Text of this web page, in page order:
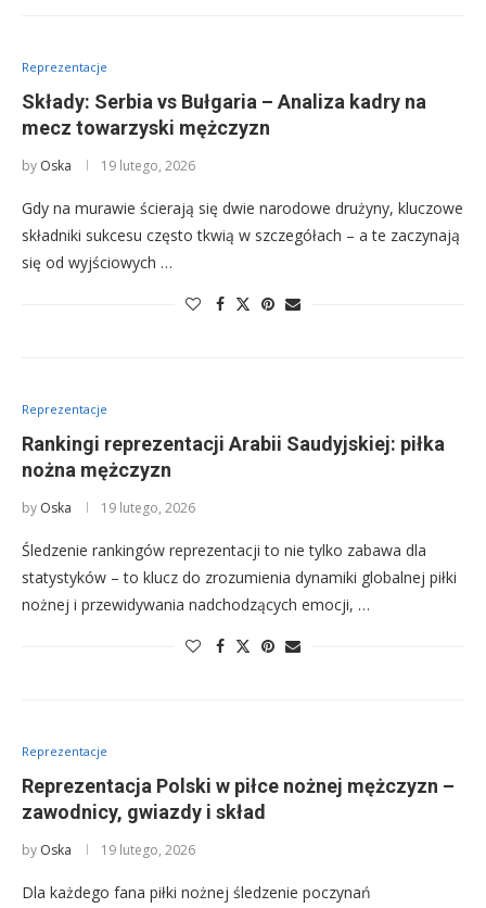
Reprezentacje
Składy: Serbia vs Bułgaria – Analiza kadry na
mecz towarzyski mężczyzn
by Oska 19 lutego, 2026
Gdy na murawie ścierają się dwie narodowe drużyny, kluczowe
składniki sukcesu często tkwią w szczegółach – a te zaczynają
się od wyjściowych …
Reprezentacje
Rankingi reprezentacji Arabii Saudyjskiej: piłka
nożna mężczyzn
by Oska 19 lutego, 2026
Śledzenie rankingów reprezentacji to nie tylko zabawa dla
statystyków – to klucz do zrozumienia dynamiki globalnej piłki
nożnej i przewidywania nadchodzących emocji, …
Reprezentacje
Reprezentacja Polski w piłce nożnej mężczyzn –
zawodnicy, gwiazdy i skład
by Oska 19 lutego, 2026
Dla każdego fana piłki nożnej śledzenie poczynań